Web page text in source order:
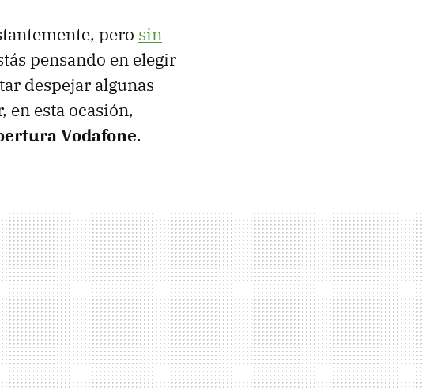
pero sin
pensando en elegir
despejar algunas
esta ocasión,
Vodafone.